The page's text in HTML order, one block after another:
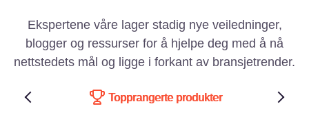
Ekspertene våre lager stadig nye veiledninger,
blogger og ressurser for å hjelpe deg med å nå
nettstedets mål og ligge i forkant av bransjetrender.
Topprangerte produkter